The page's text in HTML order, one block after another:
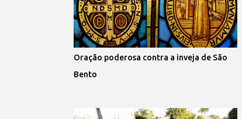
Oração poderosa contra a inveja de São
Bento